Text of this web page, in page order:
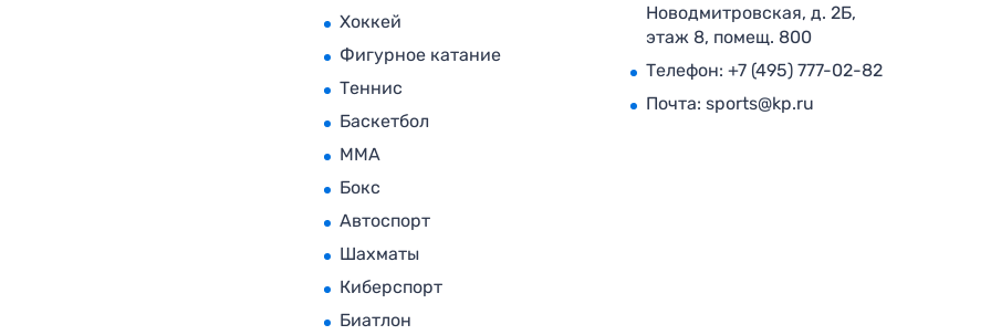
Хоккей
Фигурное катание
Теннис
Баскетбол
MMA
Бокс
Автоспорт
Шахматы
Киберспорт
Биатлон
Новодмитровская, д. 2Б,
этаж 8, помещ. 800
Телефон: +7 (495) 777-02-82
Почта: sports@kp.ru